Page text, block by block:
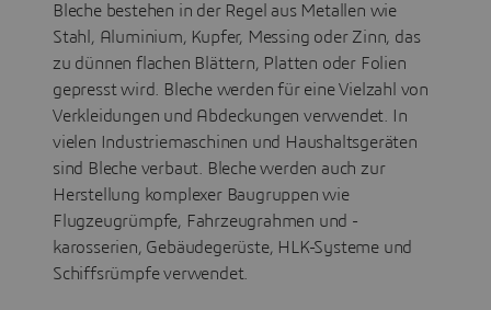
Bleche bestehen in der Regel aus Metallen wie
Stahl, Aluminium, Kupfer, Messing oder Zinn, das
zu dünnen flachen Blättern, Platten oder Folien
gepresst wird. Bleche werden für eine Vielzahl von
Verkleidungen und Abdeckungen verwendet. In
vielen Industriemaschinen und Haushaltsgeräten
sind Bleche verbaut. Bleche werden auch zur
Herstellung komplexer Baugruppen wie
Flugzeugrümpfe, Fahrzeugrahmen und -
karosserien, Gebäudegerüste, HLK-Systeme und
Schiffsrümpfe verwendet.